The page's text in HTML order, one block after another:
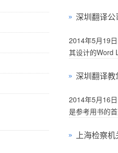
深圳翻译
2014年5月19
其设计的Word
深圳翻译
2014年5月16
是参考用书的
上海检察